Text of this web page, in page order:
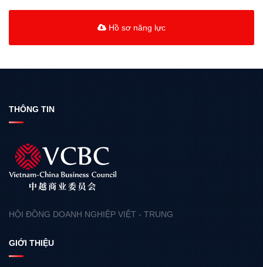
Hồ sơ năng lực
THÔNG TIN
HỘI ĐỒNG DOANH NGHIỆP VIỆT - TRUNG
GIỚI THIỆU